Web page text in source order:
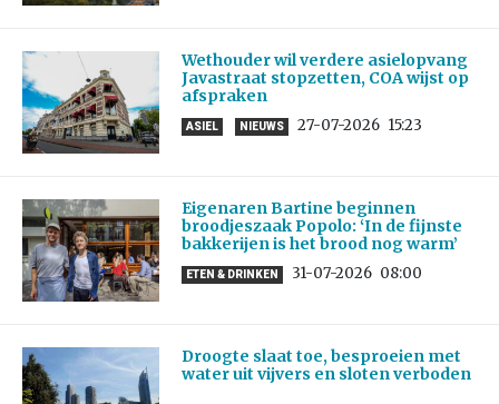
Wethouder wil verdere asielopvang
Javastraat stopzetten, COA wijst op
afspraken
ASIEL NIEUWS 27-07-2026 15:23
Eigenaren Bartine beginnen
broodjeszaak Popolo: ‘In de fijnste
bakkerijen is het brood nog warm’
ETEN & DRINKEN 31-07-2026 08:00
Droogte slaat toe, besproeien met
water uit vijvers en sloten verboden